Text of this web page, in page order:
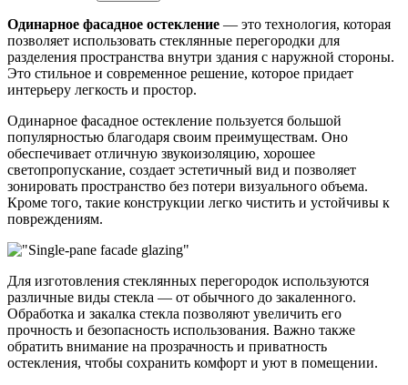
Одинарное фасадное остекление — это технология, которая
позволяет использовать стеклянные перегородки для
разделения пространства внутри здания с наружной стороны.
Это стильное и современное решение, которое придает
интерьеру легкость и простор.
Одинарное фасадное остекление пользуется большой
популярностью благодаря своим преимуществам. Оно
обеспечивает отличную звукоизоляцию, хорошее
светопропускание, создает эстетичный вид и позволяет
зонировать пространство без потери визуального объема.
Кроме того, такие конструкции легко чистить и устойчивы к
повреждениям.
Для изготовления стеклянных перегородок используются
различные виды стекла — от обычного до закаленного.
Обработка и закалка стекла позволяют увеличить его
прочность и безопасность использования. Важно также
обратить внимание на прозрачность и приватность
остекления, чтобы сохранить комфорт и уют в помещении.